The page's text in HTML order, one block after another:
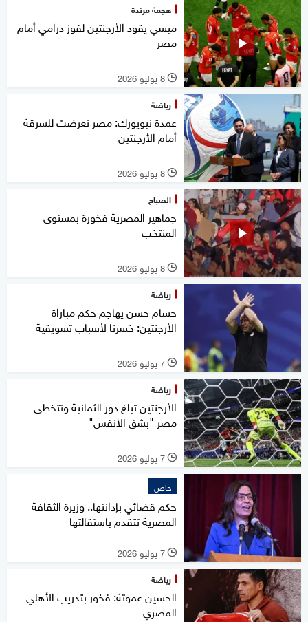
هجمة مرتدة
ميسي يقود الأرجنتين لفوز درامي أمام
مصر
l 8 يوليو 2026
رياضة
عمدة نيويورك: مصر تعرضت للسرقة
أمام الأرجنتين
l 8 يوليو 2026
الصباح
جماهير المصرية فخورة بمستوى
المنتخب
l 8 يوليو 2026
رياضة
حسام حسن يهاجم حكم مباراة
الأرجنتين: خسرنا لأسباب تسويقية
l 7 يوليو 2026
رياضة
الأرجنتين تبلغ دور الثمانية وتتخطى
مصر "بشق الأنفس"
l 7 يوليو 2026
خاص
حكم قضائي بإدانتها.. وزيرة الثقافة
المصرية تتقدم باستقالتها
l 7 يوليو 2026
رياضة
الحسين عموتة: فخور بتدريب الأهلي
المصري